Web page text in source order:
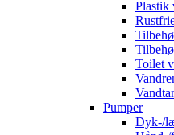
Plastik
Toilet
Pumper
Dyk-/